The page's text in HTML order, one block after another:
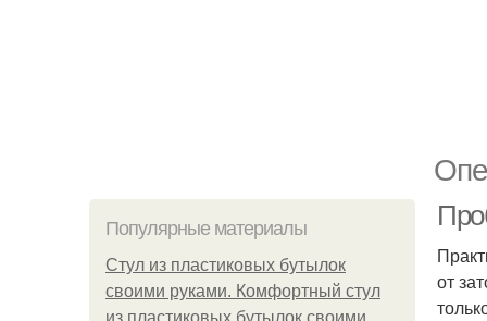
Популярные материалы
Стул из пластиковых бутылок
своими руками. Комфортный стул
из пластиковых бутылок своими
от